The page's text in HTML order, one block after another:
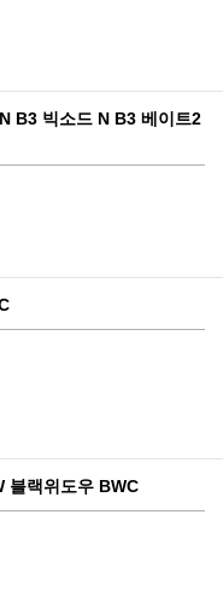
B3 빅소드 N B3 베이트2
블랙위도우 BWC